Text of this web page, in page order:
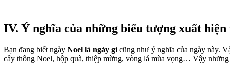
IV. Ý nghĩa của những biểu tượng xuất hiện
Bạn đang biết ngày Noel là ngày gì cũng như ý nghĩa của ngày này.
cây thông Noel, hộp quà, thiệp mừng, vòng lá mùa vọng… Vậy